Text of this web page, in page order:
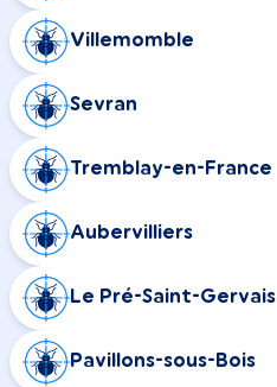
Villemomble
Sevran
Tremblay-en-France
Aubervilliers
Le Pré-Saint-Gervais
Pavillons-sous-Bois